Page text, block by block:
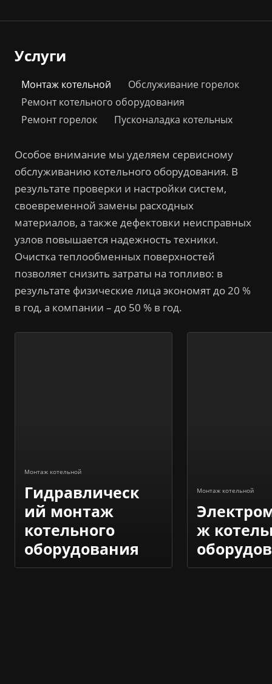
Услуги
Монтаж котельной
Обслуживание горелок
Ремонт котельного оборудования
Ремонт горелок
Пусконаладка котельных
Особое внимание мы уделяем сервисному
обслуживанию котельного оборудования. В
результате проверки и настройки систем,
своевременной замены расходных
материалов, а также дефектовки неисправных
узлов повышается надежность техники.
Очистка теплообменных поверхностей
позволяет снизить затраты на топливо: в
результате физические лица экономят до 20 %
в год, а компании – до 50 % в год.
Монтаж котельной
Гидравлическ
ий монтаж
котельного
оборудования
Монтаж котельной
ж